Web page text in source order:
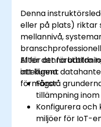
Denna
eller på plats) riktar
mellannivå,
AI för att förbättra
intelligent
förmågor.
Efter denna
att kunna:
Förstå
tillämpning inom
Konfigurera och
miljöer för IoT-